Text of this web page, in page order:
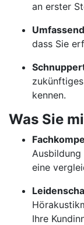
an erster
dass Sie
kennen.
Was Sie
eine
Ihre